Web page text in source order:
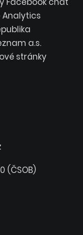
Analytics
a.s.
stránky
(ČSOB)